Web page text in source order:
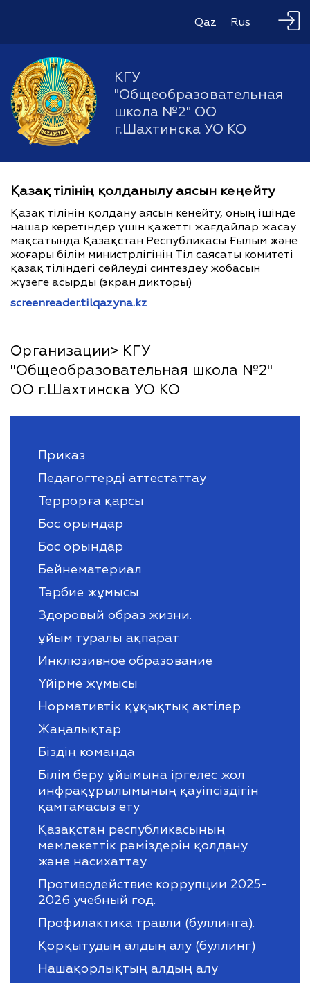
Qaz Rus
КГУ
"Общеобразовательная
школа №2" ОО
г.Шахтинска УО КО
Қазақ тілінің қолданылу аясын кеңейту
Қазақ тілінің қолдану аясын кеңейту, оның ішінде
нашар көретіндер үшін қажетті жағдайлар жасау
мақсатында Қазақстан Республикасы Ғылым және
жоғары білім министрлігінің Тіл саясаты комитеті
қазақ тіліндегі сөйлеуді синтездеу жобасын
жүзеге асырды (экран дикторы)
screenreader.tilqazyna.kz
Организации> КГУ
"Общеобразовательная школа №2"
ОО г.Шахтинска УО КО
Приказ
Педагогтерді аттестаттау
Террорға қарсы
Бос орындар
Бос орындар
Бейнематериал
Тәрбие жұмысы
Здоровый образ жизни.
ұйым туралы ақпарат
Инклюзивное образование
Үйірме жұмысы
Нормативтік құқықтық актілер
Жаңалықтар
Біздің команда
Білім беру ұйымына іргелес жол
инфрақұрылымының қауіпсіздігін
қамтамасыз ету
Қазақстан республикасының
мемлекеттік рәміздерін қолдану
және насихаттау
Противодействие коррупции 2025-
2026 учебный год.
Профилактика травли (буллинга).
Қорқытудың алдың алу (буллинг)
Нашақорлықтың алдың алу